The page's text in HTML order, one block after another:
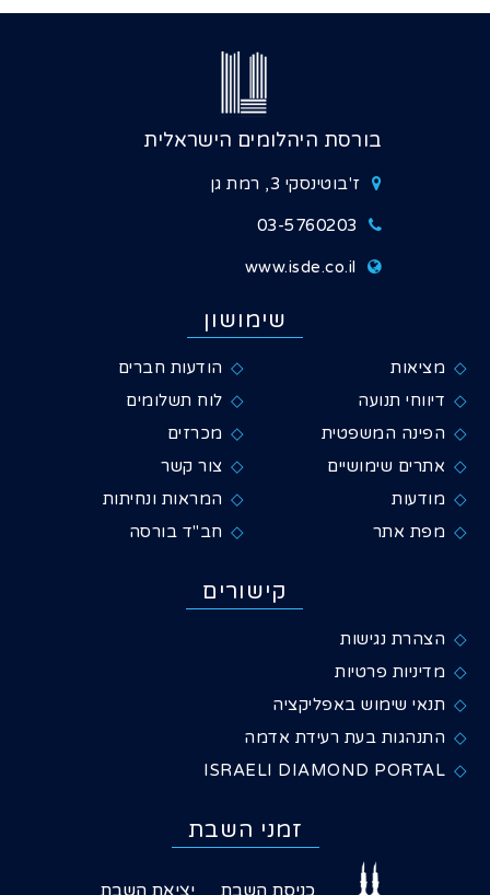
בורסת היהלומים הישראלית
ז'בוטינסקי 3, רמת גן
03-5760203
www.isde.co.il
שימושון
מציאות
הודעות חברים
דיווחי תנועה
לוח תשלומים
הפינה המשפטית
מכרזים
אתרים שימושיים
צור קשר
מודעות
המראות ונחיתות
מפת אתר
חב"ד בורסה
קישורים
הצהרת נגישות
מדיניות פרטיות
תנאי שימוש באפליקציה
התנהגות בעת רעידת אדמה
ISRAELI DIAMOND PORTAL
זמני השבת